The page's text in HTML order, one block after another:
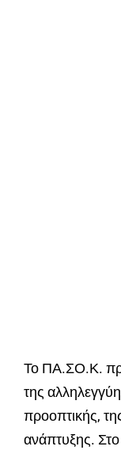
Το ΠΑ.ΣΟ.Κ.
της
προοπτικής,
ανάπτυξης.